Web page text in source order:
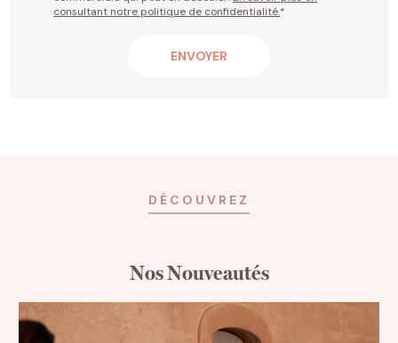
consultant notre politique de confidentialité.*
DÉCOUVREZ
Nos Nouveautés